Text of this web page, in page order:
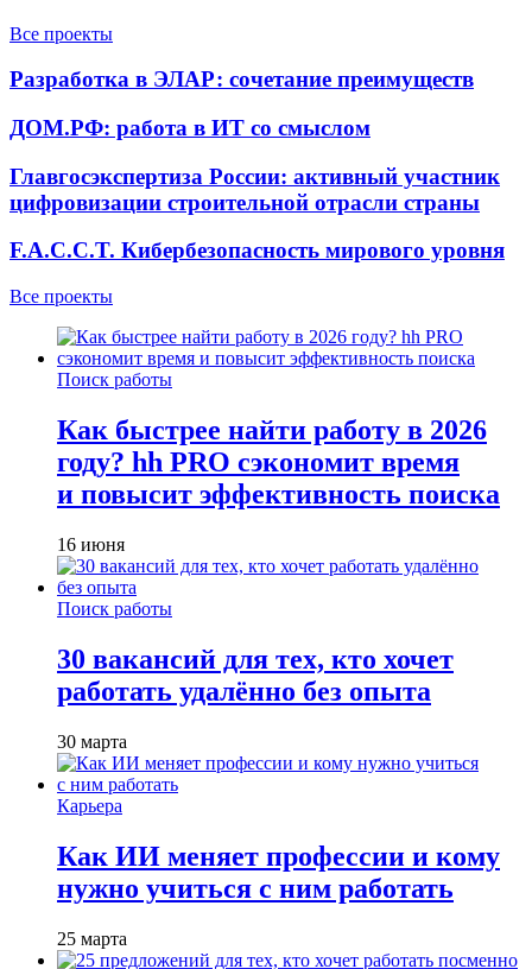
Все проекты
Разработка в ЭЛАР: сочетание преимуществ
ДОМ.РФ: работа в ИТ со смыслом
Главгосэкспертиза России: активный участник
цифровизации строительной отрасли страны
F.A.C.C.T. Кибербезопасность мирового уровня
Все проекты
Поиск работы
Как быстрее найти работу в 2026
году? hh PRO сэкономит время
и повысит эффективность поиска
16 июня
Поиск работы
30 вакансий для тех, кто хочет
работать удалённо без опыта
30 марта
Карьера
Как ИИ меняет профессии и кому
нужно учиться с ним работать
25 марта